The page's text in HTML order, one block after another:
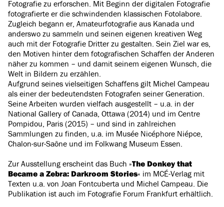
Fotografie zu erforschen. Mit Beginn der digitalen Fotografie
fotografierte er die schwindenden klassischen Fotolabore.
Zugleich begann er, Amateurfotografie aus Kanada und
anderswo zu sammeln und seinen eigenen kreativen Weg
auch mit der Fotografie Dritter zu gestalten. Sein Ziel war es,
den Motiven hinter dem fotografischen Schaffen der Anderen
näher zu kommen – und damit seinem eigenen Wunsch, die
Welt in Bildern zu erzählen.
Aufgrund seines vielseitigen Schaffens gilt Michel Campeau
als einer der bedeutendsten Fotografen seiner Generation.
Seine Arbeiten wurden vielfach ausgestellt – u.a. in der
National Gallery of Canada, Ottawa (2014) und im Centre
Pompidou, Paris (2015) – und sind in zahlreichen
Sammlungen zu finden, u.a. im Musée Nicéphore Niépce,
Chalon-sur-Saône und im Folkwang Museum Essen.
Zur Ausstellung erscheint das Buch »The Donkey that
Became a Zebra: Darkroom Stories« im MCÉ-Verlag mit
Texten u.a. von Joan Fontcuberta und Michel Campeau. Die
Publikation ist auch im Fotografie Forum Frankfurt erhältlich.